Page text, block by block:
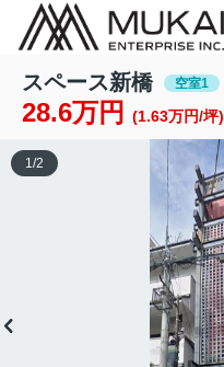
スペース新橋 空室1
28.6万円 (1.63万円/坪)
1/2